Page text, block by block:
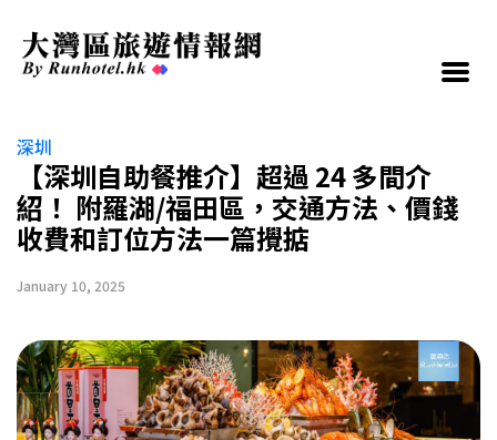
深圳
【深圳自助餐推介】超過 24 多間介
紹！ 附羅湖/福田區，交通方法、價錢
收費和訂位方法一篇攪掂
January 10, 2025